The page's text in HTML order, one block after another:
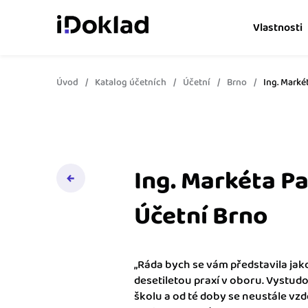
Vlastnosti
Online fakturace
obchodními kontakty.
Hlídání cashflow
Vyměňte počítání za
Spolupráce s účetní
Dejte účetní to, co
přístup k vašim
Úvod Katalog účetních Účetní Brno Ing.
Ing. Markéta
Účetní Brno
„Ráda bych se vám představila
desetiletou praxí v oboru.
školu a od té doby se neustále